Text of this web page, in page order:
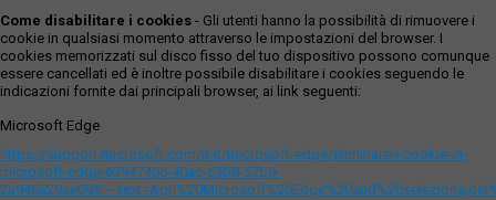
Come disabilitare i cookies - Gli utenti hanno la possibilità di rimuovere i
cookie in qualsiasi momento attraverso le impostazioni del browser. I
cookies memorizzati sul disco fisso del tuo dispositivo possono comunque
essere cancellati ed è inoltre possibile disabilitare i cookies seguendo le
indicazioni fornite dai principali browser, ai link seguenti:
Microsoft Edge
https://support.microsoft.com/it-it/microsoft-edge/eliminare-i-cookie-in-
microsoft-edge-63947406-40ac-c3b8-57b9-